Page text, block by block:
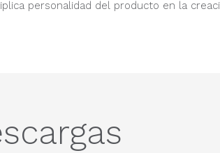
personalidad del producto en la